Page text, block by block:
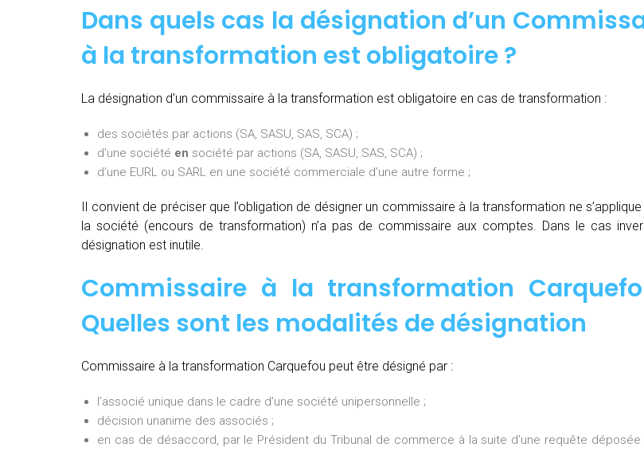
Dans quels cas la désignation d’un
à la transformation est obligatoire ?
La désignation d’un commissaire à la transformation est obligatoire en cas de transformation :
des sociétés par actions (SA, SASU, SAS, SCA) ;
d’une société en société par actions (SA, SASU, SAS, SCA) ;
d’une EURL ou SARL en une société commerciale d’une autre forme ;
Il convient de préciser que l’obligation de désigner un commissaire à la transformation ne
la société (encours de transformation) n’a pas de commissaire aux comptes. Dans le cas
désignation est inutile.
Commissaire à la transformation
Quelles sont les modalités de désignation
Commissaire à la transformation Carquefou peut être désigné par :
l’associé unique dans le cadre d’une société unipersonnelle ;
décision unanime des associés ;
en cas de désaccord, par le Président du Tribunal de commerce à la suite d’une requête déposée